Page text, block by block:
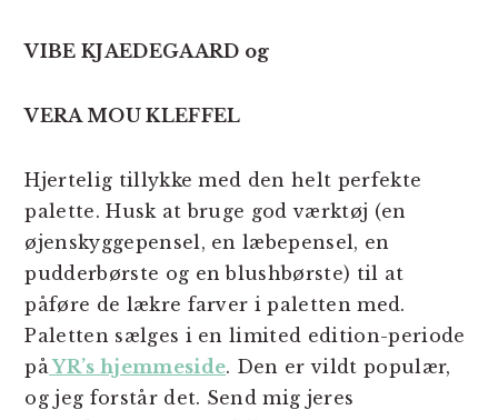
VIBE KJAEDEGAARD og
VERA MOU KLEFFEL
Hjertelig tillykke med den helt perfekte
palette. Husk at bruge god værktøj (en
øjenskyggepensel, en læbepensel, en
pudderbørste og en blushbørste) til at
påføre de lækre farver i paletten med.
Paletten sælges i en limited edition-periode
påYR’s hjemmeside. Den er vildt populær,
og jeg forstår det. Send mig jeres